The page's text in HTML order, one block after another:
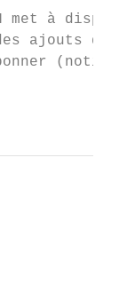
met à
ajouts